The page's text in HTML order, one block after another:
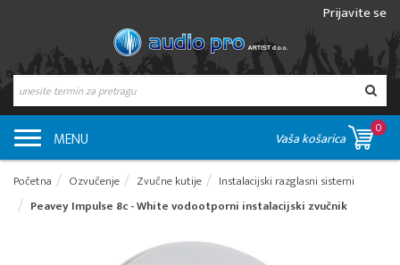
Prijavite se
MENU Vaša košarica
0
Početna Ozvučenje Zvučne kutije
Instalacijski razglasni sistemi
Peavey Impulse 8c - White vodootporni instalacijski zvučnik